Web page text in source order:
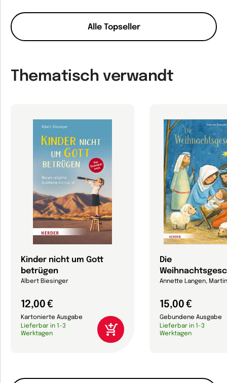
Alle Topseller
Thematisch verwandt
Kinder nicht um Gott
betrügen
Albert Biesinger
12,00 €
Kartonierte Ausgabe
Lieferbar in 1-3
Werktagen
Die
Annette Langen,
15,00 €
Gebundene Ausgabe
Lieferbar in 1-3
Werktagen